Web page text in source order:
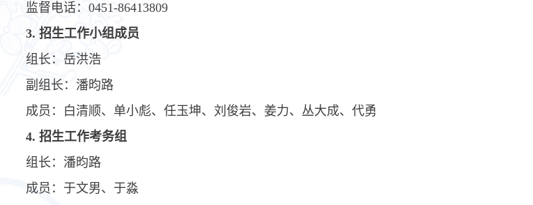
监督电话： 0451-86413809
3. 招生工作小组成员
组长： 岳洪浩
副组长： 潘昀路
成员：白清顺、单小彪、任玉坤、刘俊岩、姜力、丛大成、代勇
4. 招生工作考务组
组长： 潘昀路
成员：于文男、于淼